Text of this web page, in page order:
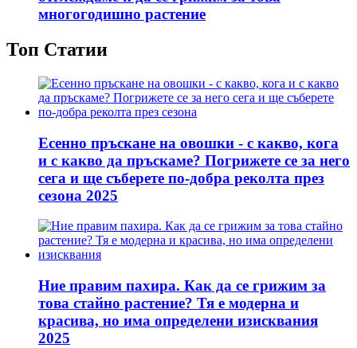
многогодишно растение
Топ Статии
Есенно пръскане на овошки - с какво, кога
и с какво да пръскаме? Погрижете се за него
сега и ще съберете по-добра реколта през
сезона 2025
Ние правим пахира. Как да се грижим за
това стайно растение? Тя е модерна и
красива, но има определени изисквания
2025